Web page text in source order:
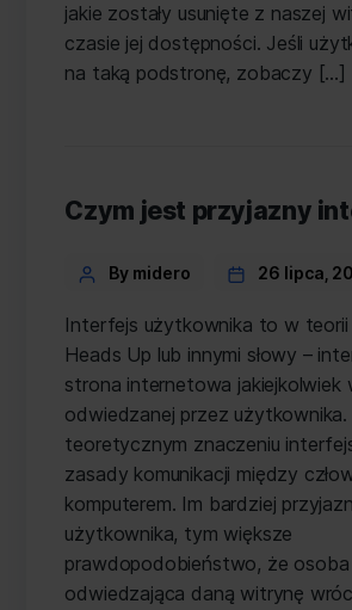
jakie zostały usunięte z naszej
czasie jej dostępności. Jeśli
na taką podstronę, zobaczy […]
Czym jest przyjazny
Categories
PostBy midero 26 lipca,
Interfejs użytkownika to w
Heads Up lub innymi słowy –
strona internetowa jakiejkolwiek
odwiedzanej przez użytkownika.
teoretycznym znaczeniu
zasady komunikacji między
komputerem. Im bardziej
użytkownika, tym większe
prawdopodobieństwo, że osoba
odwiedzająca daną witrynę